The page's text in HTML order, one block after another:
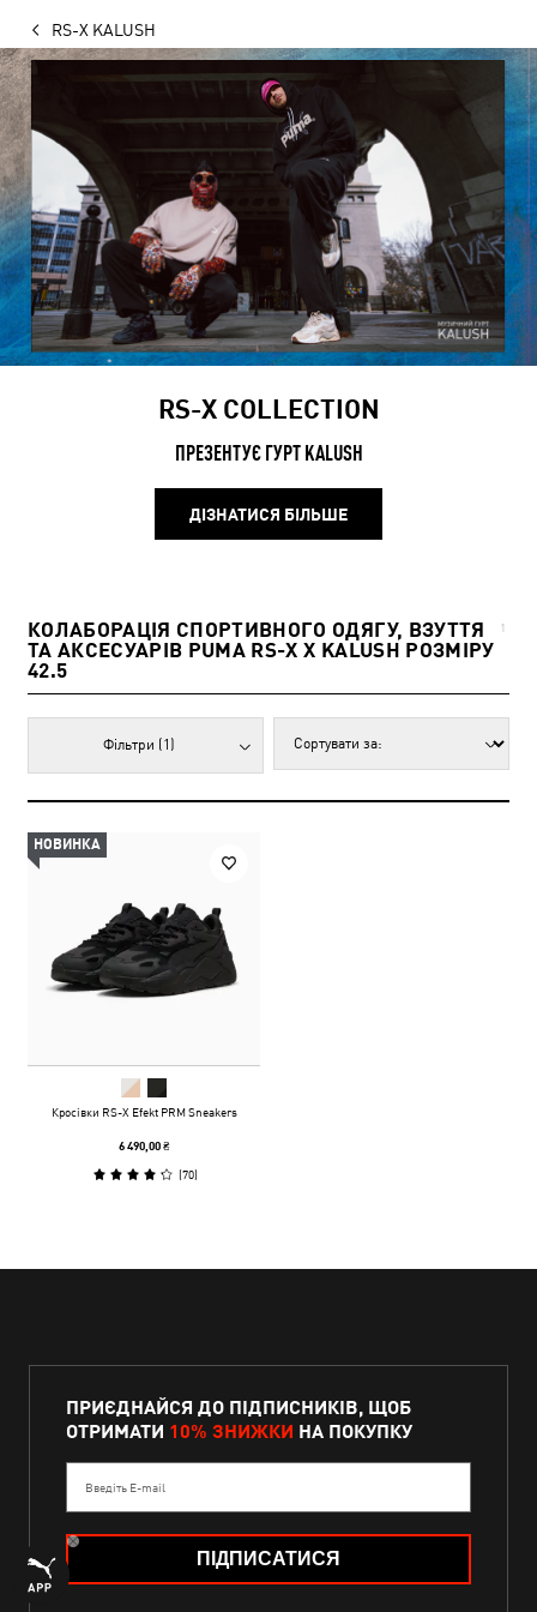
RS-X KALUSH
RS-X COLLECTION
ПРЕЗЕНТУЄ ГУРТ KALUSH
ДІЗНАТИСЯ БІЛЬШЕ
КОЛАБОРАЦІЯ СПОРТИВНОГО ОДЯГУ, ВЗУТТЯ
ТА АКСЕСУАРІВ PUMA RS-X X KALUSH РОЗМІРУ
42.5
1
Фільтри (1)
НОВИНКА
Кросівки RS-X Efekt PRM Sneakers
6 490,00 ₴
(70)
ПРИЄДНАЙСЯ ДО ПІДПИСНИКІВ, ЩОБ
ОТРИМАТИ 10% ЗНИЖКИ НА ПОКУПКУ
Введіть E-mail
ПІДПИСАТИСЯ